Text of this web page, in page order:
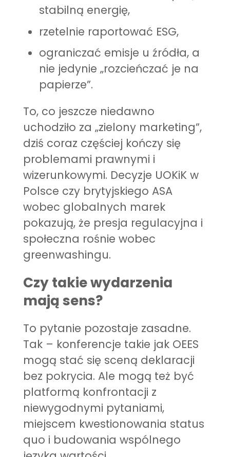
stabilną energię,
rzetelnie raportować ESG,
ograniczać emisje u źródła, a
nie jedynie „rozcieńczać je na
papierze”.
To, co jeszcze niedawno
uchodziło za „zielony marketing”,
dziś coraz częściej kończy się
problemami prawnymi i
wizerunkowymi. Decyzje UOKiK w
Polsce czy brytyjskiego ASA
wobec globalnych marek
pokazują, że presja regulacyjna i
społeczna rośnie wobec
greenwashingu.
Czy takie wydarzenia
mają sens?
To pytanie pozostaje zasadne.
Tak – konferencje takie jak OEES
mogą stać się sceną deklaracji
bez pokrycia. Ale mogą też być
platformą konfrontacji z
niewygodnymi pytaniami,
miejscem kwestionowania status
quo i budowania wspólnego